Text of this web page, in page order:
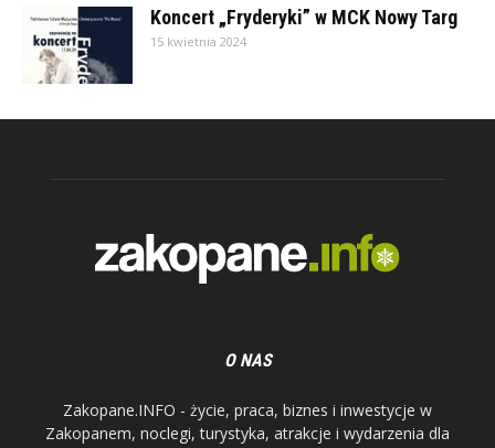
Koncert „Fryderyki” w MCK Nowy Targ
15 kwietnia 2024
O NAS
Zakopane.INFO - życie, praca, biznes i inwestycje w
Zakopanem, noclegi, turystyka, atrakcje i wydarzenia dla